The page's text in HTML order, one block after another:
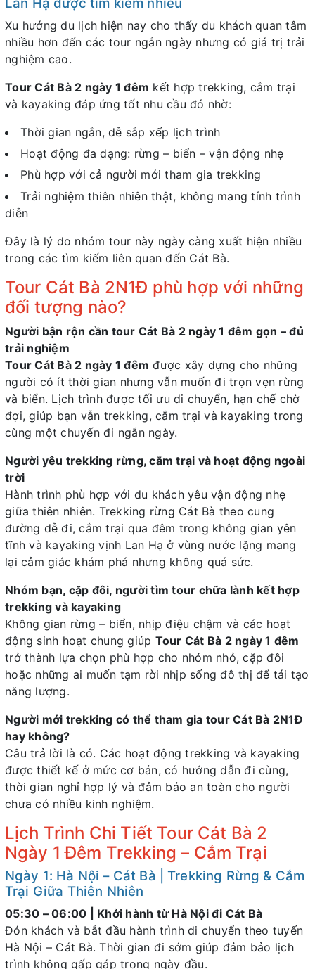
Xu hướng du lịch hiện nay cho thấy du khách quan tâm
nhiều hơn đến các tour ngắn ngày nhưng có giá trị trải
nghiệm cao.
Tour Cát Bà 2 ngày 1 đêm kết hợp trekking, cắm trại
và kayaking đáp ứng tốt nhu cầu đó nhờ:
Thời gian ngắn, dễ sắp xếp lịch trình
Hoạt động đa dạng: rừng – biển – vận động nhẹ
Phù hợp với cả người mới tham gia trekking
Trải nghiệm thiên nhiên thật, không mang tính trình
diễn
Đây là lý do nhóm tour này ngày càng xuất hiện nhiều
trong các tìm kiếm liên quan đến Cát Bà.
Tour Cát Bà 2N1Đ phù hợp với những
đối tượng nào?
Người bận rộn cần tour Cát Bà 2 ngày 1 đêm gọn – đủ
trải nghiệm
Tour Cát Bà 2 ngày 1 đêm được xây dựng cho những
người có ít thời gian nhưng vẫn muốn đi trọn vẹn rừng
và biển. Lịch trình được tối ưu di chuyển, hạn chế chờ
đợi, giúp bạn vẫn trekking, cắm trại và kayaking trong
cùng một chuyến đi ngắn ngày.
Người yêu trekking rừng, cắm trại và hoạt động ngoài
trời
Hành trình phù hợp với du khách yêu vận động nhẹ
giữa thiên nhiên. Trekking rừng Cát Bà theo cung
đường dễ đi, cắm trại qua đêm trong không gian yên
tĩnh và kayaking vịnh Lan Hạ ở vùng nước lặng mang
lại cảm giác khám phá nhưng không quá sức.
Nhóm bạn, cặp đôi, người tìm tour chữa lành kết hợp
trekking và kayaking
Không gian rừng – biển, nhịp điệu chậm và các hoạt
động sinh hoạt chung giúp Tour Cát Bà 2 ngày 1 đêm
trở thành lựa chọn phù hợp cho nhóm nhỏ, cặp đôi
hoặc những ai muốn tạm rời nhịp sống đô thị để tái tạo
năng lượng.
Người mới trekking có thể tham gia tour Cát Bà 2N1Đ
hay không?
Câu trả lời là có. Các hoạt động trekking và kayaking
được thiết kế ở mức cơ bản, có hướng dẫn đi cùng,
thời gian nghỉ hợp lý và đảm bảo an toàn cho người
chưa có nhiều kinh nghiệm.
Lịch Trình Chi Tiết Tour Cát Bà 2
Ngày 1 Đêm Trekking – Cắm Trại
Ngày 1: Hà Nội – Cát Bà | Trekking Rừng & Cắm
Trại Giữa Thiên Nhiên
05:30 – 06:00 | Khởi hành từ Hà Nội đi Cát Bà
Đón khách và bắt đầu hành trình di chuyển theo tuyến
Hà Nội – Cát Bà. Thời gian đi sớm giúp đảm bảo lịch
trình không gấp gáp trong ngày đầu.